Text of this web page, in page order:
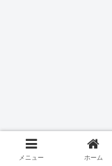
メニュー ホーム